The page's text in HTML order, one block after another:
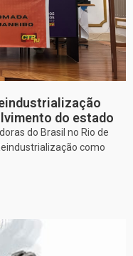
do estado
do Brasil no Rio de
como